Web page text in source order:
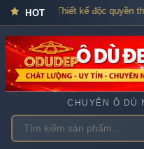
HOT
cao cấp – Thiết kế độc
CHUYÊN Ô DÙ